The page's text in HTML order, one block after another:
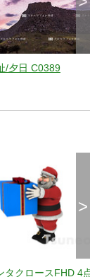
/夕日 C0389
タクロースFHD 4点
>